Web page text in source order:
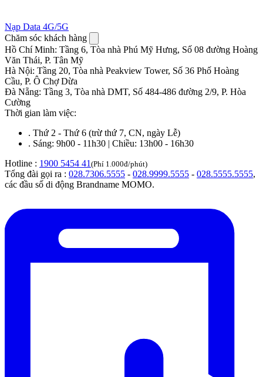
Nạp Data 4G/5G
Chăm sóc khách hàng
Hồ Chí Minh: Tầng 6, Tòa nhà Phú Mỹ Hưng, Số 08 đường Hoàng
Văn Thái, P. Tân Mỹ
Hà Nội: Tầng 20, Tòa nhà Peakview Tower, Số 36 Phố Hoàng
Cầu, P. Ô Chợ Dừa
Đà Nẵng: Tầng 3, Tòa nhà DMT, Số 484-486 đường 2/9, P. Hòa
Cường
Thời gian làm việc:
. Thứ 2 - Thứ 6 (trừ thứ 7, CN, ngày Lễ)
. Sáng: 9h00 - 11h30 | Chiều: 13h00 - 16h30
Hotline : 1900 5454 41 (Phí 1.000đ/phút)
Tổng đài gọi ra : 028.7306.5555 - 028.9999.5555 - 028.5555.5555,
các đầu số di động Brandname MOMO.